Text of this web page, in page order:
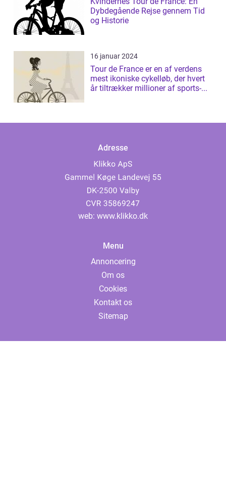
Dybdegående Rejse gennem Tid
og Historie
16 januar 2024
Tour de France er en af verdens
mest ikoniske cykelløb, der hvert
år tiltrækker millioner af sports-...
Adresse
web: www.klikko.dk
Menu
Annoncering
Om os
Cookies
Kontakt os
Sitemap